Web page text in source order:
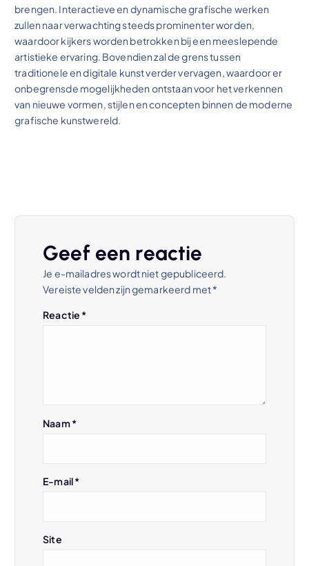
brengen. Interactieve en dynamische grafische werken
zullen naar verwachting steeds prominenter worden,
waardoor kijkers worden betrokken bij een meeslepende
artistieke ervaring. Bovendien zal de grens tussen
traditionele en digitale kunst verder vervagen, waardoor er
onbegrensde mogelijkheden ontstaan voor het verkennen
van nieuwe vormen, stijlen en concepten binnen de moderne
grafische kunstwereld.
Geef een reactie
Je e-mailadres wordt niet gepubliceerd.
Vereiste velden zijn gemarkeerd met*
Reactie *
Naam*
E-mail*
Site